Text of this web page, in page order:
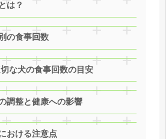
は？
の食事回数
な犬の食事回数の目安
調整と健康への影響
おける注意点